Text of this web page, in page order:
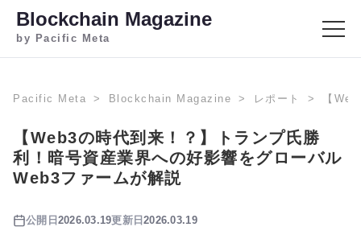
Blockchain Magazine
by Pacific Meta
Pacific Meta Blockchain Magazine レポート 【
【Web3の時代到来！？】トランプ氏勝
利！暗号資産業界への好影響をグローバル
Web3ファームが解説
公開日 2026.03.19更新日2026.03.19